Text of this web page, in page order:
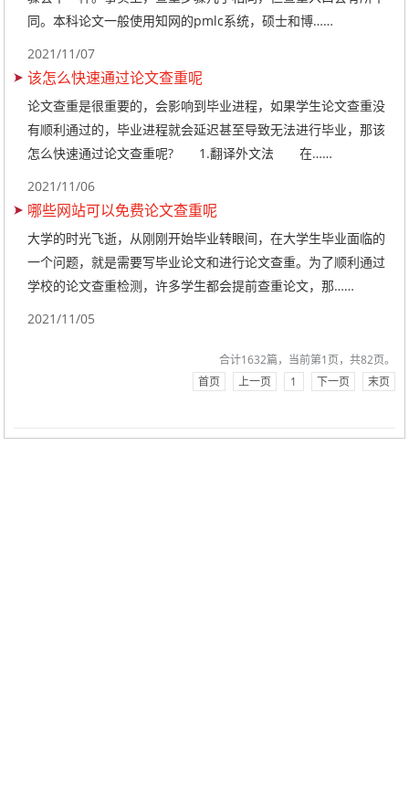
同。本科论文一般使用知网的pmlc系统，硕士和博……
2021/11/07
该怎么快速通过论文查重呢
论文查重是很重要的，会影响到毕业进程，如果学生论文查重没
有顺利通过的，毕业进程就会延迟甚至导致无法进行毕业，那该
怎么快速通过论文查重呢? 1.翻译外文法 在……
2021/11/06
哪些网站可以免费论文查重呢
大学的时光飞逝，从刚刚开始毕业转眼间，在大学生毕业面临的
一个问题，就是需要写毕业论文和进行论文查重。为了顺利通过
学校的论文查重检测，许多学生都会提前查重论文，那……
2021/11/05
合计1632篇，当前第1页，共82页。
首页
上一页 1 下一页 末页